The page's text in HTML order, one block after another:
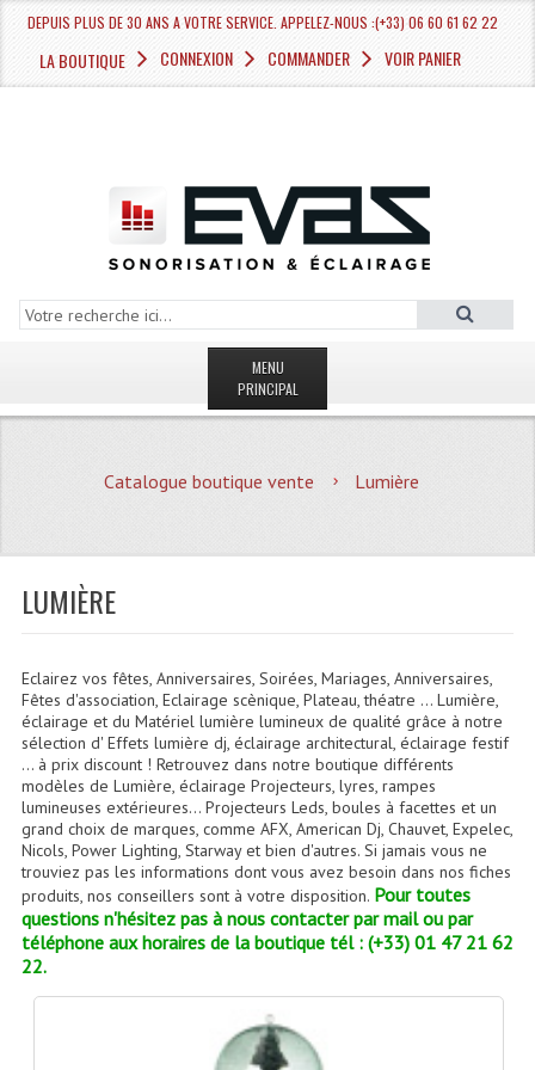
DEPUIS PLUS DE 30 ANS A VOTRE SERVICE. APPELEZ-NOUS :(+33) 06 60 61 62 22
LA BOUTIQUE CONNEXION COMMANDER VOIR PANIER
MENU
PRINCIPAL
MAGASIN
Location De Matériel
Le Matériel D´occasion
Recherche Avancée
Recevoir Nos Promotions
Faire Votre Devis
CATÉGORIES
Accessoires Pieds Cellules Diamants
Catalogue boutique vente Lumière
LUMIÈRE
Eclairez vos fêtes, Anniversaires, Soirées, Mariages, Anniversaires,
Fêtes d'association, Eclairage scènique, Plateau, théatre … Lumière,
éclairage et du Matériel lumière lumineux de qualité grâce à notre
sélection d' Effets lumière dj, éclairage architectural, éclairage festif
... à prix discount ! Retrouvez dans notre boutique différents
modèles de Lumière, éclairage Projecteurs, lyres, rampes
lumineuses extérieures… Projecteurs Leds, boules à facettes et un
grand choix de marques, comme AFX, American Dj, Chauvet, Expelec,
Nicols, Power Lighting, Starway et bien d'autres. Si jamais vous ne
trouviez pas les informations dont vous avez besoin dans nos fiches
produits, nos conseillers sont à votre disposition. Pour toutes
questions n'hésitez pas à nous contacter par mail ou par
téléphone aux horaires de la boutique tél : (+33) 01 47 21 62
22.